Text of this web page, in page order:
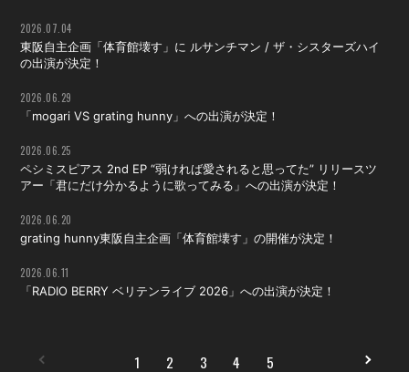
2026.07.04
東阪自主企画「体育館壊す」に ルサンチマン / ザ・シスターズハイ
の出演が決定！
2026.06.29
「mogari VS grating hunny」への出演が決定！
2026.06.25
ペシミスピアス 2nd EP “弱ければ愛されると思ってた” リリースツ
アー「君にだけ分かるように歌ってみる」への出演が決定！
2026.06.20
grating hunny東阪自主企画「体育館壊す」の開催が決定！
2026.06.11
「RADIO BERRY ベリテンライブ 2026」への出演が決定！
1 2 3 4 5